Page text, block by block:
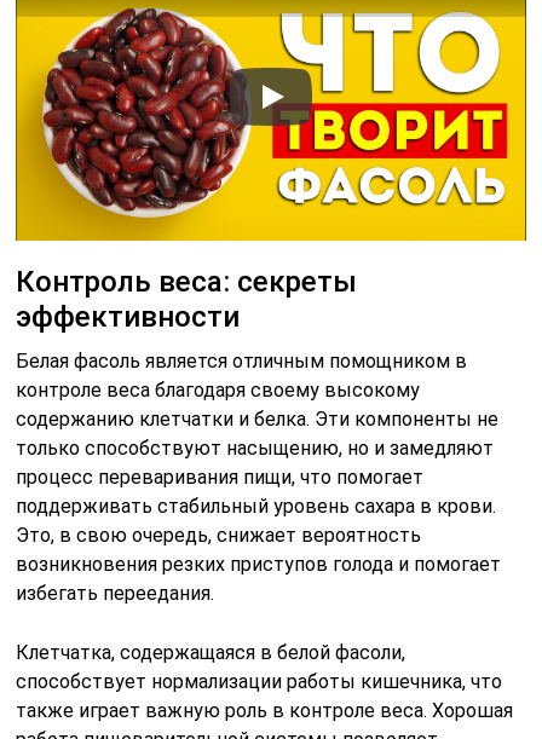
Контроль веса: секреты
эффективности
Белая фасоль является отличным помощником в
контроле веса благодаря своему высокому
содержанию клетчатки и белка. Эти компоненты не
только способствуют насыщению, но и замедляют
процесс переваривания пищи, что помогает
поддерживать стабильный уровень сахара в крови.
Это, в свою очередь, снижает вероятность
возникновения резких приступов голода и помогает
избегать переедания.
Клетчатка, содержащаяся в белой фасоли,
способствует нормализации работы кишечника, что
также играет важную роль в контроле веса. Хорошая